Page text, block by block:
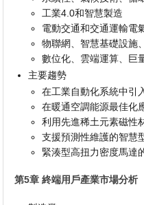
工業4.0和智慧製造
電動交通和交通運輸電
物聯網、智慧基礎設施
數位化、雲端運算、巨
主要趨勢
在工業自動化系統中引
在暖通空調能源最佳化
利用先進稀土元素磁性
支援預測性維護的智慧
緊湊型高扭力密度馬達
第5章 終端用戶產業市場分析